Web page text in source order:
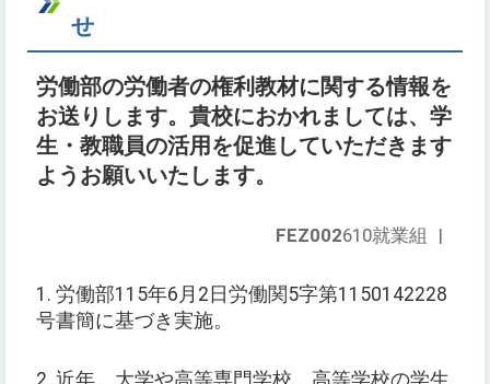
せ
労働部の労働者の権利教材に関する情報を
お送りします。貴校におかれましては、学
生・教職員の活用を促進していただきます
ようお願いいたします。
FEZ002610就業組 |
1. 労働部115年6月2日労働関5字第1150142228
号書簡に基づき実施。